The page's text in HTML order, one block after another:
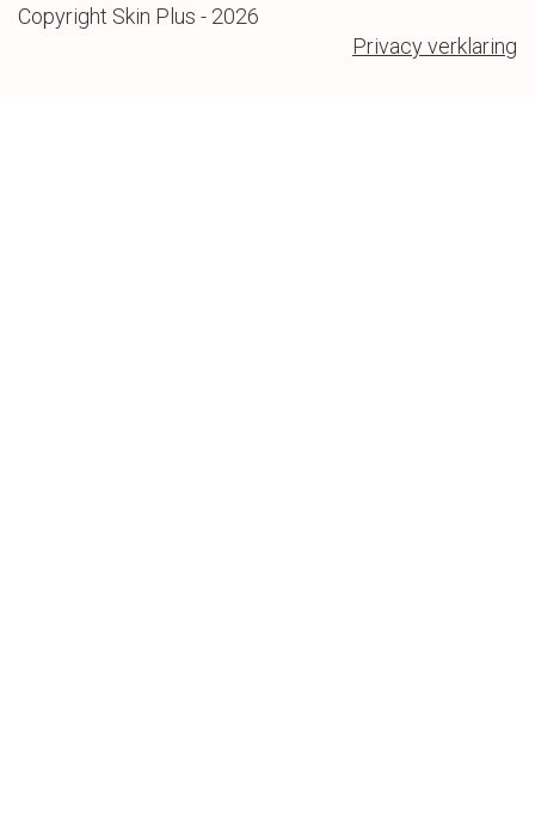
Copyright Skin Plus - 2026
Privacy verklaring